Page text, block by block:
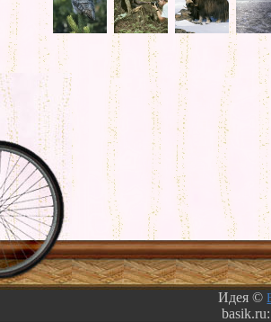
Идея ©